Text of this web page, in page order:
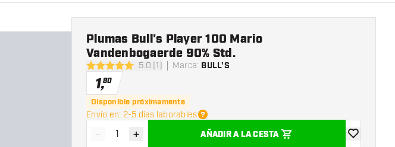
5 estrellas de puntuación
5.0 (1) Marca: BULL'S
Plumas Bull's Player 100 Mario
Vandenbogaerde 90% Std.
1,80
Disponible próximamente
Envío en: 2-5 días laborables
Disminuir cantidad
- Aumentar cantidad
+ AÑADIR A LA CESTA
añadir a la